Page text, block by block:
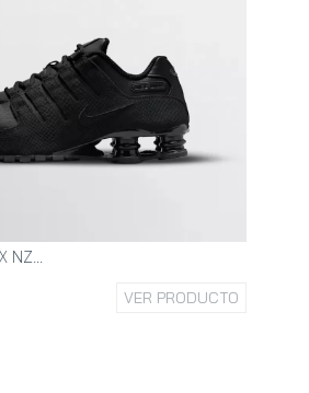
NZ...
VER PRODUCTO